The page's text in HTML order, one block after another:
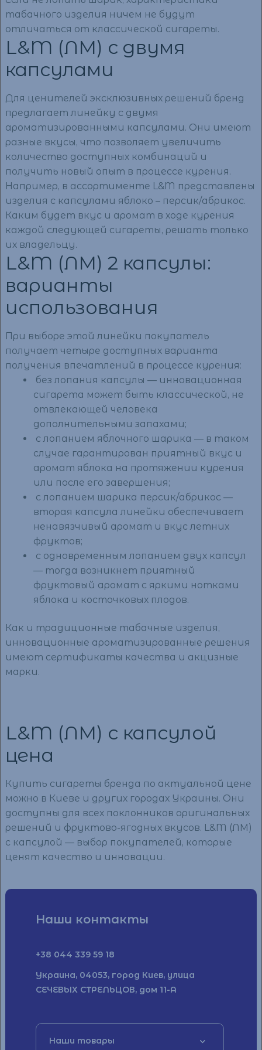
табачного изделия ничем не будут
отличаться от классической сигареты.
L&M (ЛМ) с двумя
капсулами
Для ценителей эксклюзивных решений бренд
предлагает линейку с двумя
ароматизированными капсулами. Они имеют
разные вкусы, что позволяет увеличить
количество доступных комбинаций и
получить новый опыт в процессе курения.
Например, в ассортименте L&M представлены
изделия с капсулами яблоко – персик/абрикос.
Каким будет вкус и аромат в ходе курения
каждой следующей сигареты, решать только
их владельцу.
L&M (ЛМ) 2 капсулы:
варианты
использования
При выборе этой линейки покупатель
получает четыре доступных варианта
получения впечатлений в процессе курения:
без лопания капсулы — инновационная
сигарета может быть классической, не
отвлекающей человека
дополнительными запахами;
с лопанием яблочного шарика — в таком
случае гарантирован приятный вкус и
аромат яблока на протяжении курения
или после его завершения;
с лопанием шарика персик/абрикос —
вторая капсула линейки обеспечивает
ненавязчивый аромат и вкус летних
фруктов;
с одновременным лопанием двух капсул
— тогда возникнет приятный
фруктовый аромат с яркими нотками
яблока и косточковых плодов.
Как и традиционные табачные изделия,
инновационные ароматизированные решения
имеют сертификаты качества и акцизные
марки.
L&M (ЛМ) с капсулой
цена
Купить сигареты бренда по актуальной цене
можно в Киеве и других городах Украины. Они
доступны для всех поклонников оригинальных
решений и фруктово-ягодных вкусов. L&M (ЛМ)
с капсулой — выбор покупателей, которые
ценят качество и инновации.
Наши контакты
+38 044 339 59 18
Украина, 04053, город Киев, улица
СЕЧЕВЫХ СТРЕЛЬЦОВ, дом 11-А
Наши товары